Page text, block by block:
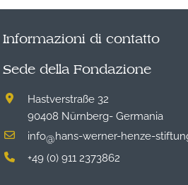
Informazioni di contatto
Sede della Fondazione
Hastverstraße 32
90408 Nürnberg- Germania
info@hans-werner-henze-
+49 (0) 911 2373862